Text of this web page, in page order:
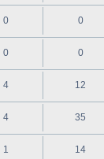
0 0
0 0
4 12
4 35
1 14